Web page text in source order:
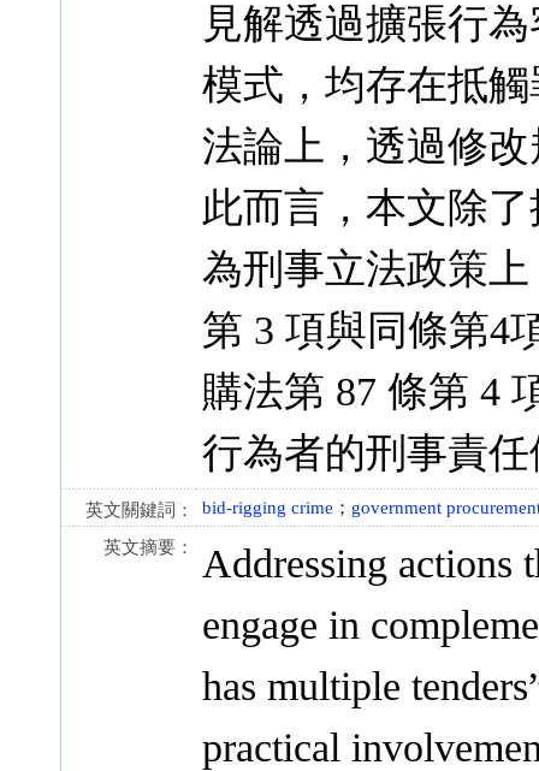
見解透過擴張行
模式，均存在抵
法論上，透過修
此而言，本文除
為刑事立法政策
第 3 項與同條第4
購法第 87 條第 4
行為者的刑事責
英文關鍵詞： bid-rigging crime ； government
英文摘要：
Addressing actions
engage in
has multiple
practical